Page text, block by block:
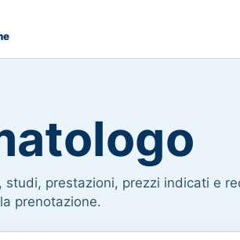
studi, prestazioni, prezzi indicati e
prenotazione.